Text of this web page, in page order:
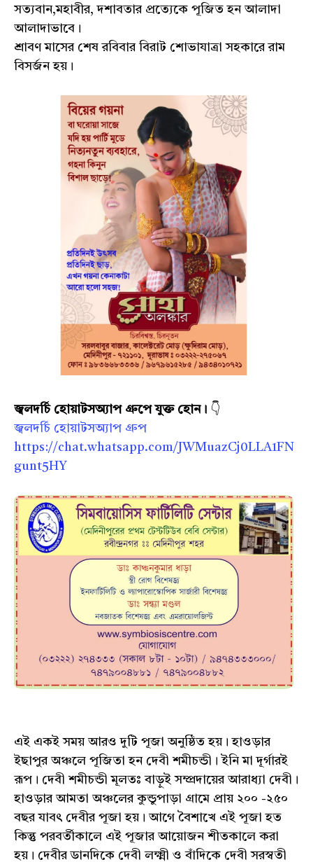
সত্যবান,মহাবীর, দশাবতার প্রত্যেকে পূজিত হন আলাদা
আলাদাভাবে।
শ্রাবণ মাসের শেষ রবিবার বিরাট শোভাযাত্রা সহকারে রাম
বিসর্জন হয়।
জ্বলদর্চি হোয়াটসঅ্যাপ গ্রুপে যুক্ত হোন। 👇
জ্বলদর্চি হোয়াটসঅ্যাপ গ্রুপ
https://chat.whatsapp.com/JWMuazCj0LLA1FN
gunt5HY
এই এক‌ই সময় আর‌ও দুটি পূজা অনুষ্ঠিত হয়। হাওড়ার
ইছাপুর অঞ্চলে পূজিতা হন দেবী শমীচন্ডী। ইনি মা দূর্গার‌ই
রূপ। দেবী শমীচন্ডী মূলতঃ বাড়ুই সম্প্রদায়ের আরাধ্যা দেবী।
হাওড়ার আমতা অঞ্চলের কুন্ডুপাড়া গ্রামে প্রায় ২০০ -২৫০
বছর যাবৎ দেবীর পূজা হয়। আগে বৈশাখে এই পূজা হত
কিন্তু পরবর্তীকালে এই পূজার আয়োজন শীতকালে করা
হয়। দেবীর ডানদিকে দেবী লক্ষ্মী ও বাঁদিকে দেবী সরস্বতী